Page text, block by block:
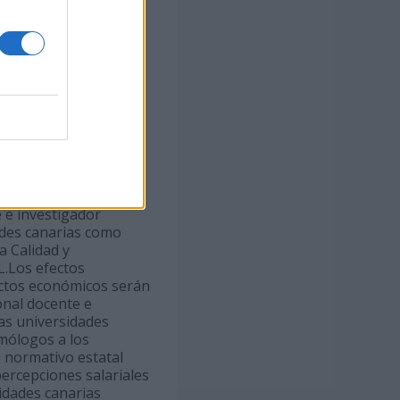
surtirán
los establecidos en
contratado y
en el año
retribuciones del
mismos que
a la
e investigador
canarias como
Calidad y
efectos
económicos serán
docente e
universidades
a los
normativo estatal
salariales
canarias